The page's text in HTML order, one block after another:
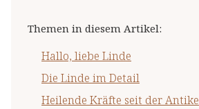
Themen in diesem Artikel:
Hallo, liebe Linde
Die Linde im Detail
Heilende Kräfte seit der Antike